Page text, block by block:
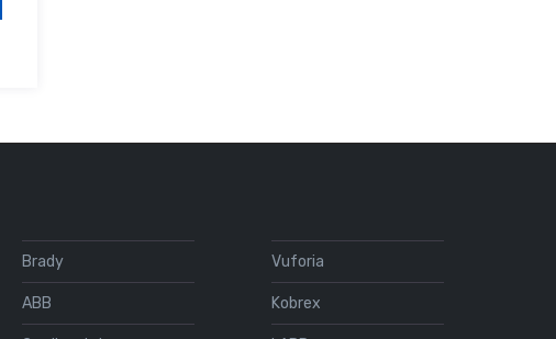
Brady
ABB
Vuforia
Kobrex